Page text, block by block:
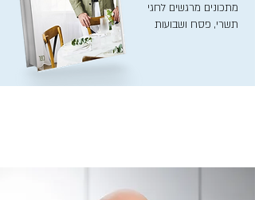
מתכונים מרגשים לחגי
תשרי, פסח ושבועות